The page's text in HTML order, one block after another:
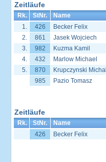
Zeitläufe
Rk. StNr. Name
1.
426 Becker Felix
2.
861 Jasek Wojciech
3.
982 Kuzma Kamil
4.
432 Marlow Michael
5.
870 Krupczynski Michal
985
Pazio Tomasz
Zeitläufe
Rk. StNr. Name
426
Becker Felix